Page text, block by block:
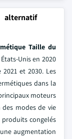
Taille du
Unis en 2020
et 2030. Les
dans la
moteurs
modes de vie
congelés
augmentation